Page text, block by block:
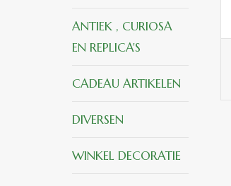
ANTIEK , CURIOSA
EN REPLICA'S
CADEAU ARTIKELEN
DIVERSEN
WINKEL DECORATIE